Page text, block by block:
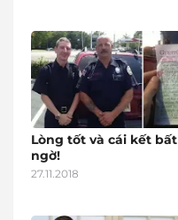
Lòng tốt và cái kết bất
ngờ!
27.11.2018